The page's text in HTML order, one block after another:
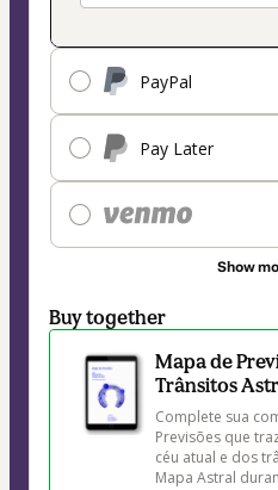
PayPal
Pay Later
Show
Buy together
Mapa de
Trânsitos
Complete sua
Previsões que
céu atual e dos
Mapa Astral